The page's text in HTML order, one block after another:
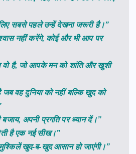
सबसे पहले उन्हें देखना जरूरी है।”
नहीं करेंगे, कोई और भी आप पर
है, जो आपके मन को शांति और खुशी
वह दुनिया को नहीं बल्कि खुद को
अपनी प्रगति पर ध्यान दें।”
है एक नई सीख।”
खुद-ब-खुद आसान हो जाएंगी।”